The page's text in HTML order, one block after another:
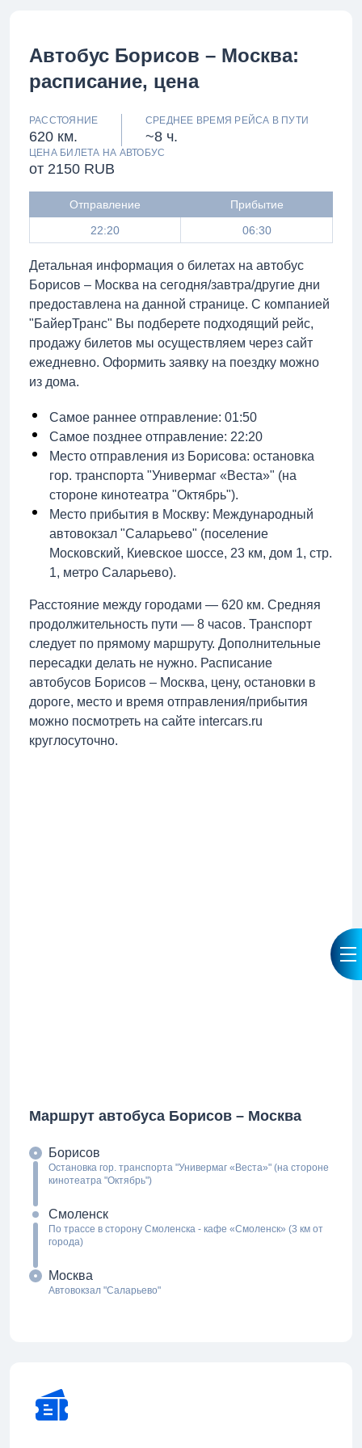
Автобус Борисов – Москва:
расписание, цена
РАССТОЯНИЕ
620 км.
СРЕДНЕЕ ВРЕМЯ РЕЙСА В ПУТИ
~8 ч.
ЦЕНА БИЛЕТА НА АВТОБУС
от 2150 RUB
Отправление
Прибытие
22:20
06:30
Детальная информация о билетах на автобус
Борисов – Москва на сегодня/завтра/другие дни
предоставлена на данной странице. С компанией
"БайерТранс" Вы подберете подходящий рейс,
продажу билетов мы осуществляем через сайт
ежедневно. Оформить заявку на поездку можно
из дома.
Самое раннее отправление: 01:50
Самое позднее отправление: 22:20
Место отправления из Борисова: остановка
гор. транспорта "Универмаг «Веста»" (на
стороне кинотеатра "Октябрь").
Место прибытия в Москву: Международный
автовокзал "Саларьево" (поселение
Московский, Киевское шоссе, 23 км, дом 1, стр.
1, метро Саларьево).
Расстояние между городами — 620 км. Средняя
продолжительность пути — 8 часов. Транспорт
следует по прямому маршруту. Дополнительные
пересадки делать не нужно. Расписание
автобусов Борисов – Москва, цену, остановки в
дороге, место и время отправления/прибытия
можно посмотреть на сайте intercars.ru
круглосуточно.
Маршрут автобуса Борисов – Москва
Борисов
Остановка гор. транспорта "Универмаг «Веста»" (на стороне
кинотеатра "Октябрь")
Смоленск
По трассе в сторону Смоленска - кафе «Смоленск» (3 км от
города)
Москва
Автовокзал "Саларьево"